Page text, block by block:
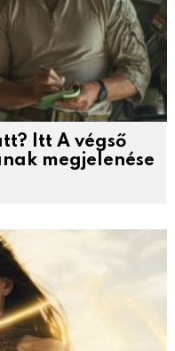
Itt A végső
megjelenése